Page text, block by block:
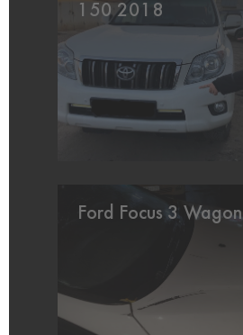
150 2018
Ford Focus 3 Wagon